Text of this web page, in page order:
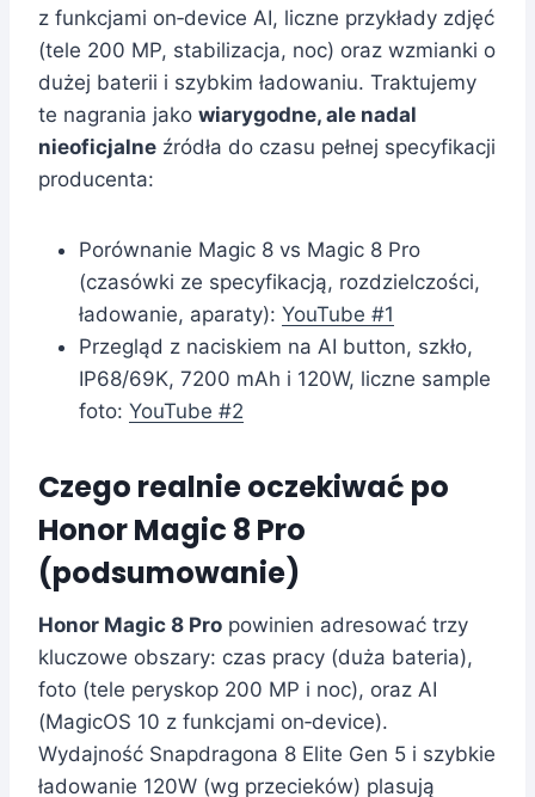
z funkcjami on‑device AI, liczne przykłady zdjęć
(tele 200 MP, stabilizacja, noc) oraz wzmianki o
dużej baterii i szybkim ładowaniu. Traktujemy
te nagrania jako wiarygodne, ale nadal
nieoficjalne źródła do czasu pełnej specyfikacji
producenta:
Porównanie Magic 8 vs Magic 8 Pro
(czasówki ze specyfikacją, rozdzielczości,
ładowanie, aparaty): YouTube #1
Przegląd z naciskiem na AI button, szkło,
IP68/69K, 7200 mAh i 120W, liczne sample
foto: YouTube #2
Czego realnie oczekiwać po
Honor Magic 8 Pro
(podsumowanie)
Honor Magic 8 Pro powinien adresować trzy
kluczowe obszary: czas pracy (duża bateria),
foto (tele peryskop 200 MP i noc), oraz AI
(MagicOS 10 z funkcjami on‑device).
Wydajność Snapdragona 8 Elite Gen 5 i szybkie
ładowanie 120W (wg przecieków) plasują